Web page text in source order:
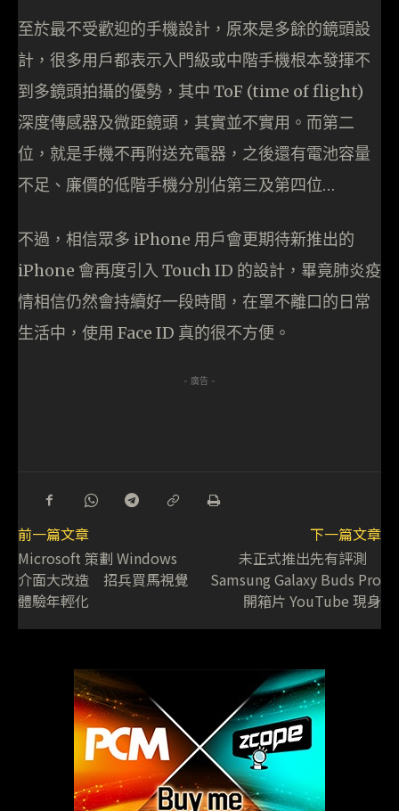
至於最不受歡迎的手機設計，原來是多餘的鏡頭設
計，很多用戶都表示入門級或中階手機根本發揮不
到多鏡頭拍攝的優勢，其中 ToF (time of flight)
深度傳感器及微距鏡頭，其實並不實用。而第二
位，就是手機不再附送充電器，之後還有電池容量
不足、廉價的低階手機分別佔第三及第四位…
不過，相信眾多 iPhone 用戶會更期待新推出的
iPhone 會再度引入 Touch ID 的設計，畢竟肺炎疫
情相信仍然會持續好一段時間，在罩不離口的日常
生活中，使用 Face ID 真的很不方便。
- 廣告 -
前一篇文章
Microsoft 策劃 Windows
介面大改造 招兵買馬視覺
體驗年輕化
下一篇文章
未正式推出先有評測
Samsung Galaxy Buds Pro
開箱片 YouTube 現身